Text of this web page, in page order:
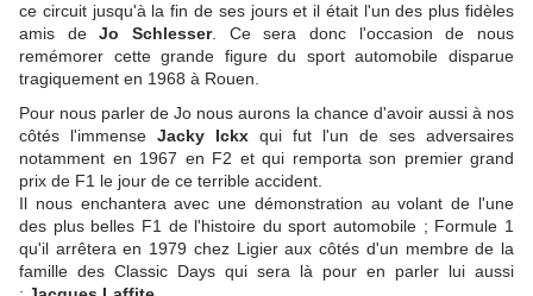
ce circuit jusqu'à la fin de ses jours et il était l'un des plus fidèles
amis de
Jo Schlesser. Ce sera donc l'occasion de nous
remémorer cette grande figure du sport automobile disparue
tragiquement en 1968 à Rouen.
Pour nous parler de Jo nous aurons la chance d'avoir aussi à nos
côtés l'immense Jacky Ickx qui fut l'un de ses adversaires
notamment en 1967 en F2 et qui remporta son premier grand
prix de F1 le jour de ce terrible accident.
Il nous enchantera avec une démonstration au volant de l'une
des plus belles F1 de l'histoire du sport automobile ; Formule 1
qu'il arrêtera en 1979 chez Ligier aux côtés d'un membre de la
famille des Classic Days qui sera là pour en parler lui aussi